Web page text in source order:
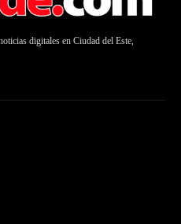
digitales en Ciudad del Este,